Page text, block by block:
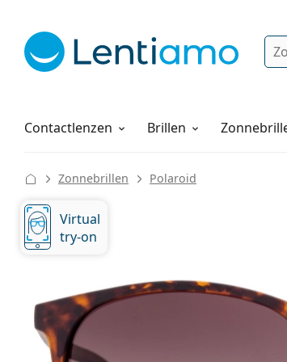
Zoek
Contactlenzen
Lenzenvloeistoffen Brillen
Hoe bestellen
Zonnebrillen Polaroid
Virtual
try-on